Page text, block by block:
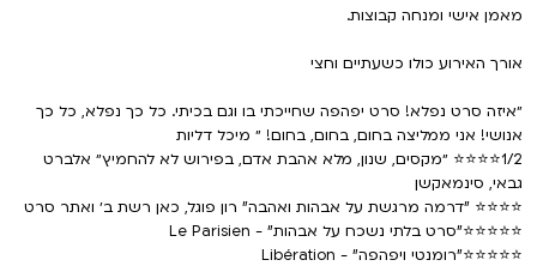
מאמן אישי ומנחה קבוצות.
אורך האירוע כולו כשעתיים וחצי
״איזה סרט נפלא! סרט יפהפה שחייכתי בו וגם בכיתי. כל כך נפלא, כל כך
אנושי! אני ממליצה בחום, בחום, בחום! ״ מיכל דליות
1/2⭐⭐⭐⭐ ״מקסים, שנון, מלא אהבת אדם, בפירוש לא להחמיץ״ אלברט
גבאי, סינמאקשן
⭐⭐⭐⭐ "דרמה מרגשת על אבהות ואהבה" רון פוגל, כאן רשת ב׳ ואתר סרט
⭐⭐⭐⭐⭐"סרט בלתי נשכח על אבהות" - Le Parisien
⭐⭐⭐⭐⭐"רומנטי ויפהפה" - Libération